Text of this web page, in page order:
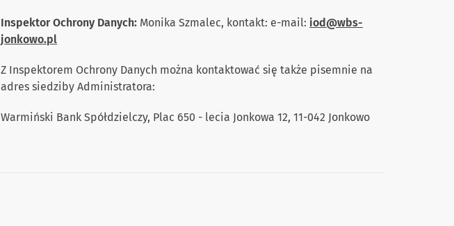
Inspektor Ochrony Danych: Monika Szmalec, kontakt: e-mail: iod@wbs-
jonkowo.pl
Z Inspektorem Ochrony Danych można kontaktować się także pisemnie na
adres siedziby Administratora:
Warmiński Bank Spółdzielczy, Plac 650 - lecia Jonkowa 12, 11-042 Jonkowo